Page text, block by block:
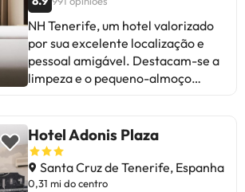
NH Tenerife, um hotel valorizado
por sua excelente localização e
pessoal amigável. Destacam-se a
limpeza e o pequeno-almoço
como melhorável. Ideal para
viajantes que buscam conforto e
proximidade a restaurantes.
Recomendado!
Hotel Adonis Plaza
Santa Cruz de Tenerife, Espanha
0,31 mi do centro